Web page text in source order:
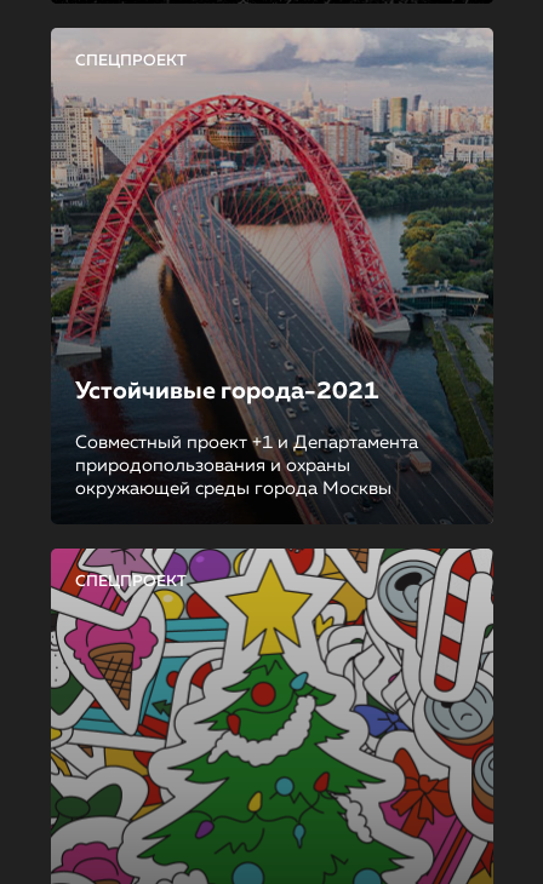
СПЕЦПРОЕКТ
Устойчивые города-2021
Совместный проект +1 и Департамента
природопользования и охраны
окружающей среды города Москвы
СПЕЦПРОЕКТ